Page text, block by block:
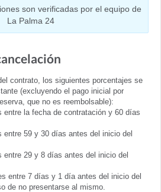
son verificadas por el equipo de
La Palma 24
contrato, los siguientes porcentajes se
(excluyendo el pago inicial por
que no es reembolsable):
entre la fecha de contratación y 60 días
entre 59 y 30 días antes del inicio del
entre 29 y 8 días antes del inicio del
entre 7 días y 1 día antes del inicio del
de no presentarse al mismo.